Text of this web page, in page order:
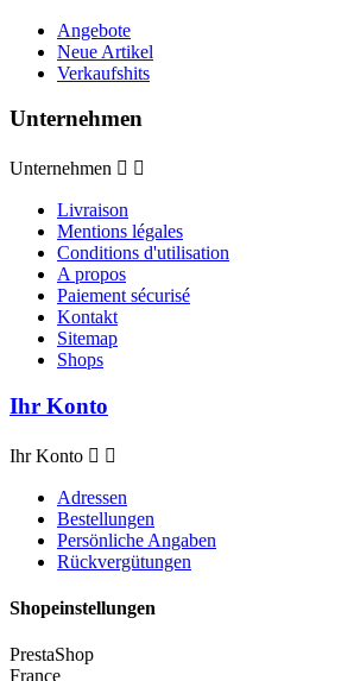
Angebote
Neue Artikel
Verkaufshits
Unternehmen
Unternehmen  
Livraison
Mentions légales
Conditions d'utilisation
A propos
Paiement sécurisé
Kontakt
Sitemap
Shops
Ihr Konto
Ihr Konto  
Adressen
Bestellungen
Persönliche Angaben
Rückvergütungen
Shopeinstellungen
PrestaShop
France